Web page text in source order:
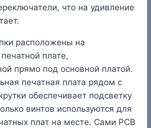
что на удивление
расположены на
плате,
прямо под основной платой.
печатная плата рядом с
обеспечивает подсветку
винтов используются для
плат на месте. Сами PCB